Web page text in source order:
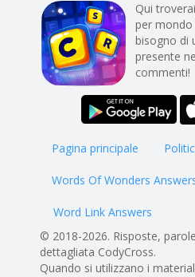
Qui
per mondo
bisogno di
presente
commenti!
Pagina principale
Words Of Wonders
Word Link Answers
© 2018-2026. Risposte,
dettagliata CodyCross.
Quando si utilizzano i